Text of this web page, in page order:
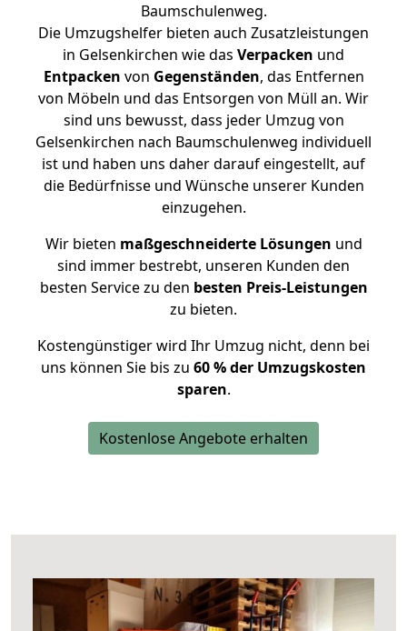
Baumschulenweg.
Die Umzugshelfer bieten auch Zusatzleistungen
in Gelsenkirchen wie das Verpacken und
Entpacken von Gegenständen, das Entfernen
von Möbeln und das Entsorgen von Müll an. Wir
sind uns bewusst, dass jeder Umzug von
Gelsenkirchen nach Baumschulenweg individuell
ist und haben uns daher darauf eingestellt, auf
die Bedürfnisse und Wünsche unserer Kunden
einzugehen.
Wir bieten maßgeschneiderte Lösungen und
sind immer bestrebt, unseren Kunden den
besten Service zu den besten Preis-Leistungen
zu bieten.
Kostengünstiger wird Ihr Umzug nicht, denn bei
uns können Sie bis zu 60 % der Umzugskosten
sparen.
Kostenlose Angebote erhalten